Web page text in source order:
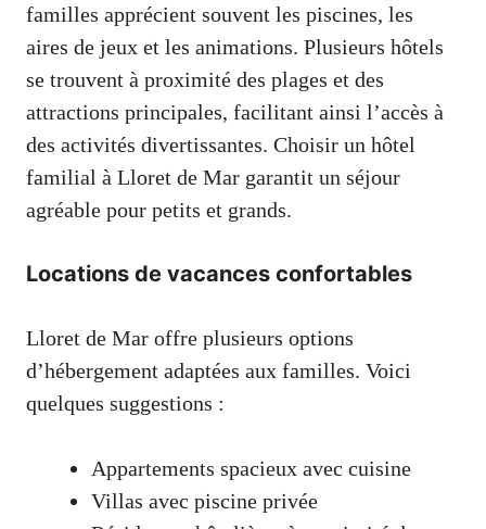
familles apprécient souvent les piscines, les
aires de jeux et les animations. Plusieurs hôtels
se trouvent à proximité des plages et des
attractions principales, facilitant ainsi l’accès à
des activités divertissantes. Choisir un hôtel
familial à Lloret de Mar garantit un séjour
agréable pour petits et grands.
Locations de vacances confortables
Lloret de Mar offre plusieurs options
d’hébergement adaptées aux familles. Voici
quelques suggestions :
Appartements spacieux avec cuisine
Villas avec piscine privée